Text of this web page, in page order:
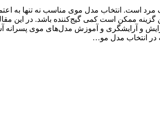
انتخاب مدل موی مناسب نه تنها به اعتماد
گزینه ممکن است کمی گیج‌کننده باشد. در این
و آرایشگری و آموزش مدل‌های موی پسرانه
در انتخاب مدل مو…